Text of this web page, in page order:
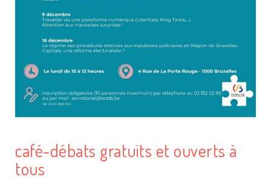
café-débats gratuits et ouverts à
tous